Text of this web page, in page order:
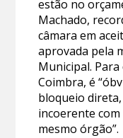
estão no
Machado,
câmara em
aprovada pela
Municipal.
Coimbra, é
bloqueio
incoerente
mesmo órgão”.